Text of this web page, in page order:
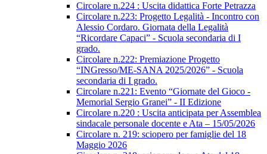
Circolare n.224 : Uscita didattica Forte Petrazza
Circolare n.223: Progetto Legalità - Incontro con
Alessio Cordaro. Giornata della Legalità
“Ricordare Capaci” - Scuola secondaria di I
grado.
Circolare n.222: Premiazione Progetto
“INGresso/ME-SANA 2025/2026” - Scuola
secondaria di I grado.
Circolare n.221: Evento “Giornate del Gioco -
Memorial Sergio Granei” - II Edizione
Circolare n.220 : Uscita anticipata per Assemblea
sindacale personale docente e Ata – 15/05/2026
Circolare n. 219: sciopero per famiglie del 18
Maggio 2026